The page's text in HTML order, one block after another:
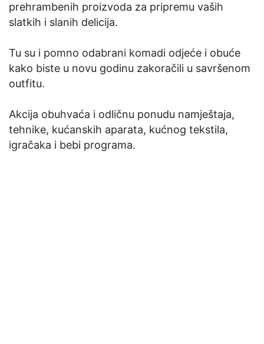
prehrambenih proizvoda za pripremu vaših
slatkih i slanih delicija.
Tu su i pomno odabrani komadi odjeće i obuće
kako biste u novu godinu zakoračili u savršenom
outfitu.
Akcija obuhvaća i odličnu ponudu namještaja,
tehnike, kućanskih aparata, kućnog tekstila,
igračaka i bebi programa.